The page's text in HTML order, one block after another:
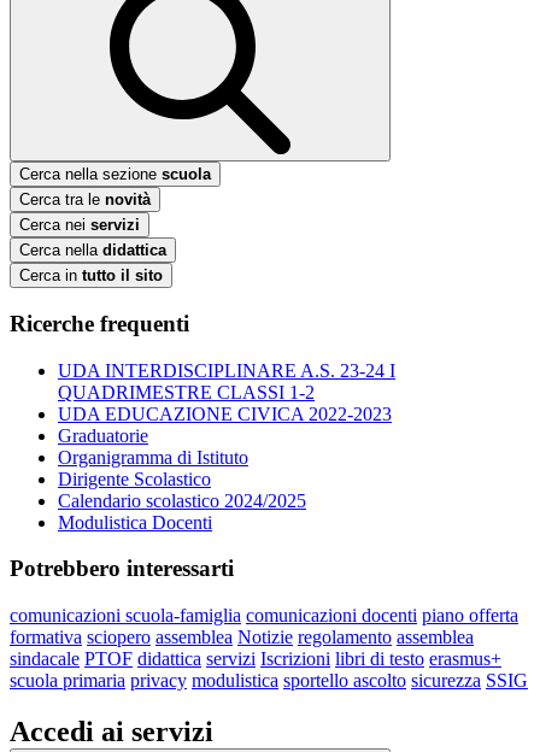
Cerca nella sezione scuola
Cerca tra le novità
Cerca nei servizi
Cerca nella didattica
Cerca in tutto il sito
Ricerche frequenti
UDA INTERDISCIPLINARE A.S. 23-24 I
QUADRIMESTRE CLASSI 1-2
UDA EDUCAZIONE CIVICA 2022-2023
Graduatorie
Organigramma di Istituto
Dirigente Scolastico
Calendario scolastico 2024/2025
Modulistica Docenti
Potrebbero interessarti
comunicazioni scuola-famiglia comunicazioni docenti piano offerta
formativa sciopero assemblea Notizie regolamento assemblea
sindacale PTOF didattica servizi Iscrizioni libri di testo erasmus+
scuola primaria privacy modulistica sportello ascolto sicurezza SSIG
Accedi ai servizi